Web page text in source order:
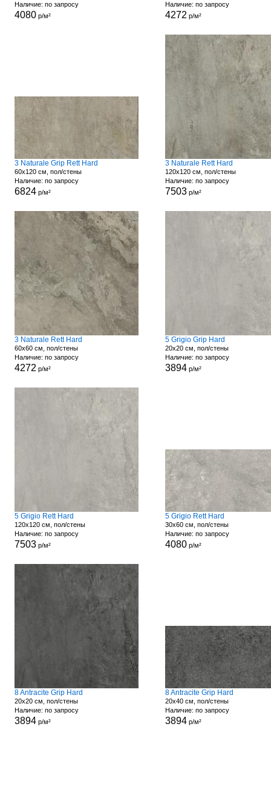
Наличие: по запросу
4080р/м²
Наличие: по запросу
4272 р/м²
3 Naturale Grip Rett Hard
60x120 см, пол/стены
Наличие: по запросу
6824р/м²
3 Naturale Rett Hard
120x120 см, пол/стены
Наличие: по запросу
7503р/м²
3 Naturale Rett Hard
60x60 см, пол/стены
Наличие: по запросу
4272 р/м²
5 Grigio Grip Hard
20x20 см, пол/стены
Наличие: по запросу
3894р/м²
5 Grigio Rett Hard
120x120 см, пол/стены
Наличие: по запросу
7503р/м²
5 Grigio Rett Hard
30x60 см, пол/стены
Наличие: по запросу
4080р/м²
8 Antracite Grip Hard
20x20 см, пол/стены
Наличие: по запросу
3894р/м²
8 Antracite Grip Hard
20x40 см, пол/стены
Наличие: по запросу
3894р/м²